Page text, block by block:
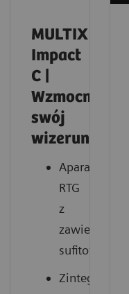
MULTIX
Impact
C |
Wzmocnij
swój
wizerunek
Aparat
RTG
z
zawieszeniem
sufitowym
Zintegrowane